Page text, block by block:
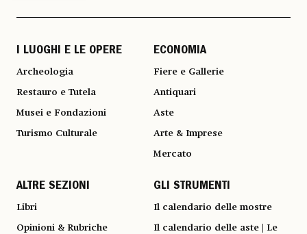
I LUOGHI E LE OPERE
Archeologia
Restauro e Tutela
Musei e Fondazioni
Turismo Culturale
ECONOMIA
Fiere e Gallerie
Antiquari
Aste
Arte & Imprese
Mercato
ALTRE SEZIONI
Libri
Opinioni & Rubriche
GLI STRUMENTI
Il calendario delle mostre
Il calendario delle aste | Le